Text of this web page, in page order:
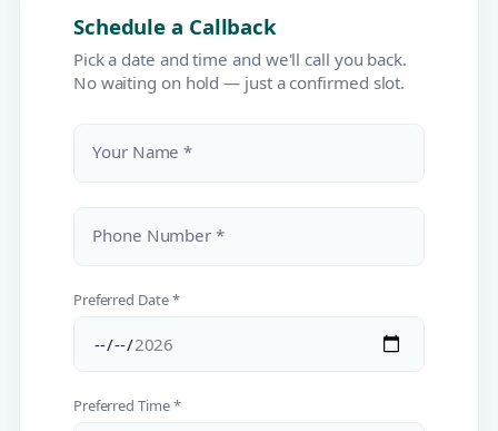
Schedule a Callback
Pick a date and time and we'll call you back.
No waiting on hold — just a confirmed slot.
Your Name *
Phone Number *
Preferred Date *
Preferred Time *